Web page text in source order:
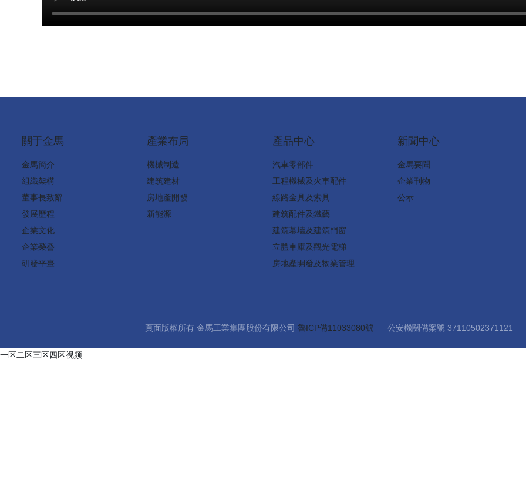
關于金馬
金馬簡介
組織架構
董事長致辭
發展歷程
企業文化
企業榮譽
研發平臺
產業布局
機械制造
建筑建材
房地產開發
新能源
產品中心
汽車零部件
工程機械及火車配件
線路金具及索具
建筑配件及鐵藝
建筑幕墻及建筑門窗
立體車庫及觀光電梯
房地產開發及物業管理
新聞中心
金馬要聞
企業刊物
公示
頁面版權所有 金馬工業集團股份有限公司 魯ICP備11033080號 公安機關備案號
一区二区三区四区视频